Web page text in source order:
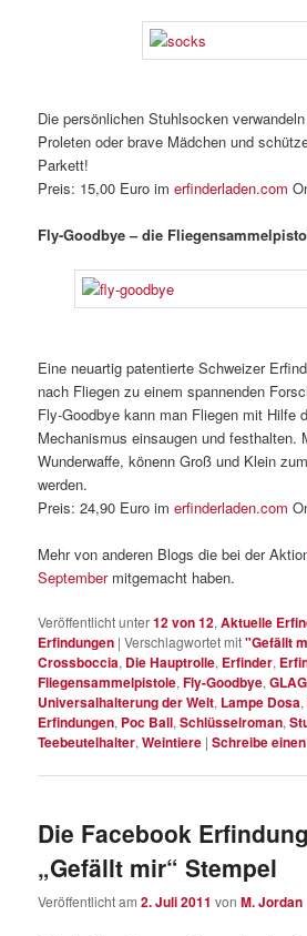
Die persönlichen Stuhlsocken
Proleten oder brave Mädchen und
Parkett!
Preis: 15,00 Euro imerfinderladen.com
Fly-Goodbye – die
Eine neuartig patentierte Schweizer
nach Fliegen zu einem spannenden
Fly-Goodbye kann man Fliegen mit Hilfe
Mechanismus einsaugen und festhalten.
Wunderwaffe, könenn Groß und Klein
werden.
Preis: 24,90 Euro imerfinderladen.com
Mehr von anderen Blogs die bei der
Septembermitgemacht haben.
Veröffentlicht unter12 von 12,Aktuelle
Erfindungen |Verschlagwortet mit"Gefällt
Crossboccia, Die Hauptrolle, Erfinder,
Fliegensammelpistole,Fly-Goodbye,
Universalhalterung der Welt, Lampe Dosa,
Erfindungen, Poc Ball,Schlüsselroman,
Teebeutelhalter,Weintiere |Schreibe
Die Facebook Erfindung
„Gefällt mir“ Stempel
Veröffentlicht am2. Juli 2011 vonM. Jordan